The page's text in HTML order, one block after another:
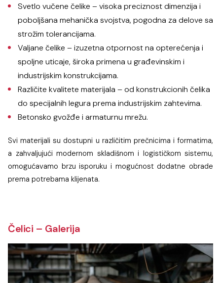
Svetlo vučene čelike – visoka preciznost dimenzija i
poboljšana mehanička svojstva, pogodna za delove sa
strožim tolerancijama.
Valjane čelike – izuzetna otpornost na opterećenja i
spoljne uticaje, široka primena u građevinskim i
industrijskim konstrukcijama.
Različite kvalitete materijala – od konstrukcionih čelika
do specijalnih legura prema industrijskim zahtevima.
Betonsko gvožđe i armaturnu mrežu.
Svi materijali su dostupni u različitim prečnicima i formatima,
a zahvaljujući modernom skladišnom i logističkom sistemu,
omogućavamo brzu isporuku i mogućnost dodatne obrade
prema potrebama klijenata.
Čelici – Galerija